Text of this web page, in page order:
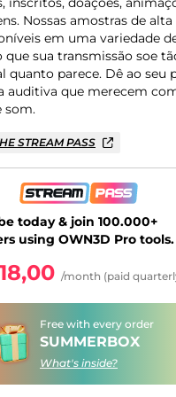
Nossas amostras de
em uma variedade
sua transmissão soe
quanto parece. Dê ao seu
auditiva que merecem
som.
STREAM PASS
today & join 100.000+
using OWN3D Pro tools.
/month (paid
Free with every order
SUMMERBOX
What's inside?